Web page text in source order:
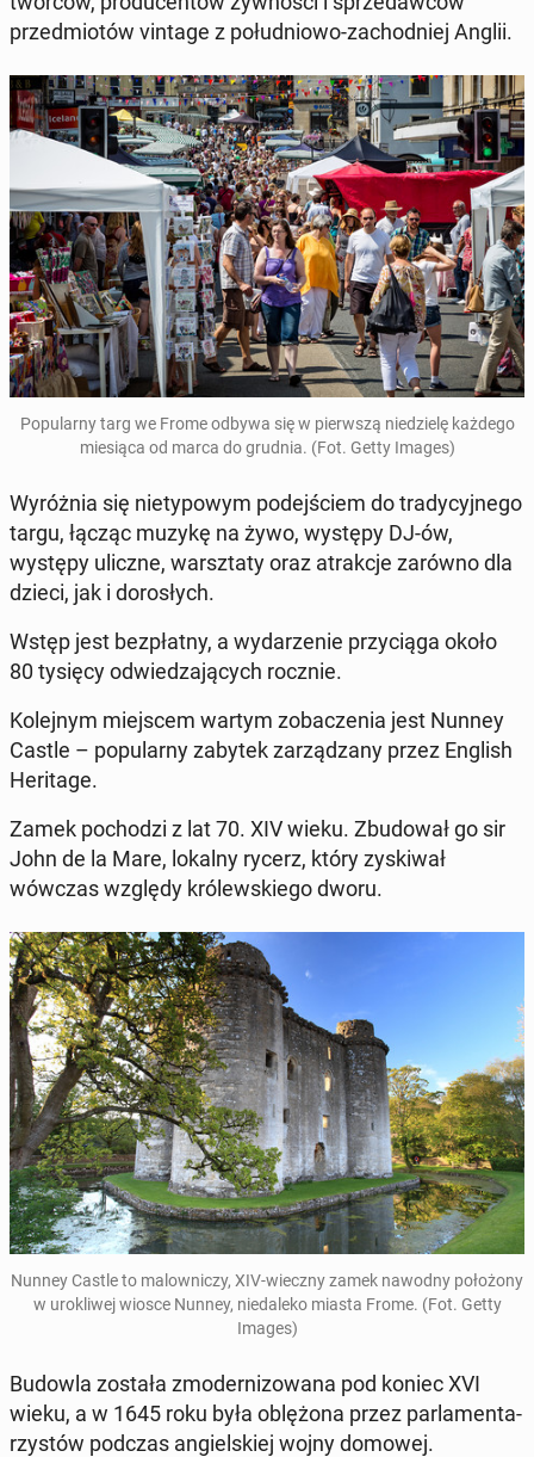
przed­mio­tów vintage z po­łu­dnio­wo-za­chod­niej Anglii.
Po­pu­lar­ny targ we Frome odbywa się w pierw­szą nie­dzie­lę każdego
mie­sią­ca od marca do grudnia. (Fot. Getty Images)
Wy­róż­nia się nie­ty­po­wym po­dej­ściem do tra­dy­cyj­ne­go
targu, łącząc muzykę na żywo, występy DJ-ów,
występy uliczne, warsz­ta­ty oraz atrak­cje zarówno dla
dzieci, jak i do­ro­słych.
Wstęp jest bez­płat­ny, a wy­da­rze­nie przy­cią­ga około
80 tysięcy od­wie­dza­ją­cych rocznie.
Ko­lej­nym miej­scem wartym zo­ba­cze­nia jest Nunney
Castle – po­pu­lar­ny zabytek za­rzą­dza­ny przez English
He­ri­ta­ge.
Zamek po­cho­dzi z lat 70. XIV wieku. Zbu­do­wał go sir
John de la Mare, lokalny rycerz, który zy­ski­wał
wówczas względy kró­lew­skie­go dworu.
Nunney Castle to ma­low­ni­czy, XIV-wieczny zamek nawodny po­ło­żo­ny
w uro­kli­wej wiosce Nunney, nie­da­le­ko miasta Frome. (Fot. Getty
Images)
Budowla została zmo­der­ni­zo­wa­na pod koniec XVI
wieku, a w 1645 roku była ob­lę­żo­na przez par­la­men­ta­
rzy­stów podczas an­giel­skiej wojny domowej.